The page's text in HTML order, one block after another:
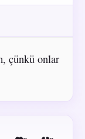
çünkü onlar